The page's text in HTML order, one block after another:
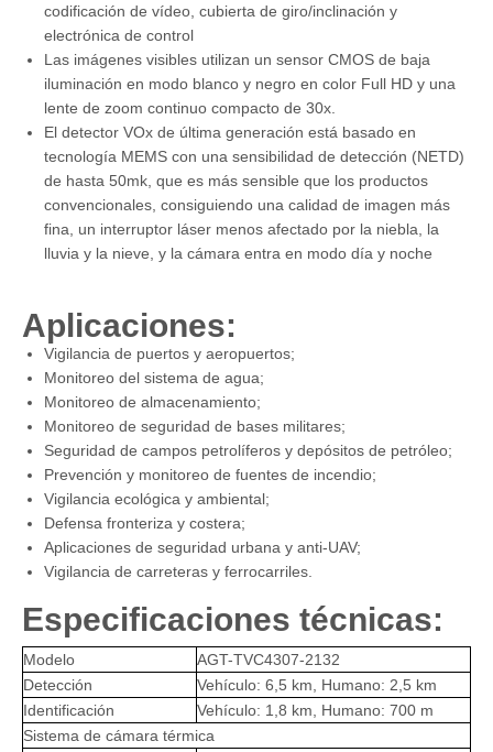
codificación de vídeo, cubierta de giro/inclinación y
electrónica de control
Las imágenes visibles utilizan un sensor CMOS de baja
iluminación en modo blanco y negro en color Full HD y una
lente de zoom continuo compacto de 30x.
El detector VOx de última generación está basado en
tecnología MEMS con una sensibilidad de detección (NETD)
de hasta 50mk, que es más sensible que los productos
convencionales, consiguiendo una calidad de imagen más
fina, un interruptor láser menos afectado por la niebla, la
lluvia y la nieve, y la cámara entra en modo día y noche
Aplicaciones:
Vigilancia de puertos y aeropuertos;
Monitoreo del sistema de agua;
Monitoreo de almacenamiento;
Monitoreo de seguridad de bases militares;
Seguridad de campos petrolíferos y depósitos de petróleo;
Prevención y monitoreo de fuentes de incendio;
Vigilancia ecológica y ambiental;
Defensa fronteriza y costera;
Aplicaciones de seguridad urbana y anti-UAV;
Vigilancia de carreteras y ferrocarriles.
Especificaciones técnicas:
Modelo
AGT-TVC4307-2132
Detección
Vehículo: 6,5 km, Humano: 2,5 km
Identificación
Vehículo: 1,8 km, Humano: 700 m
Sistema de cámara térmica